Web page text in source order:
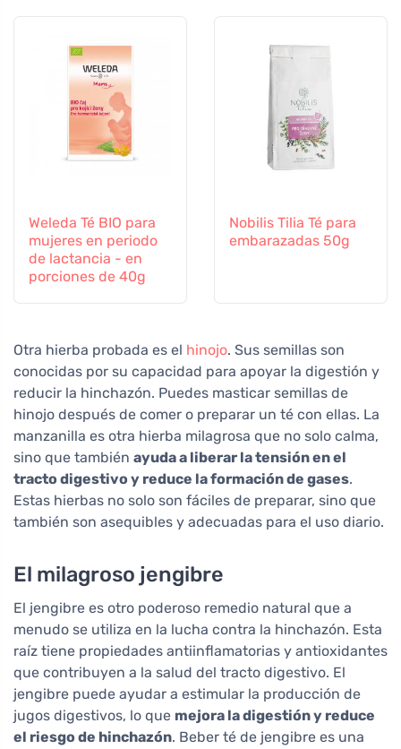
Weleda Té BIO para
mujeres en periodo
de lactancia - en
porciones de 40g
Nobilis Tilia Té para
embarazadas 50g
Otra hierba probada es el hinojo. Sus semillas son
conocidas por su capacidad para apoyar la digestión y
reducir la hinchazón. Puedes masticar semillas de
hinojo después de comer o preparar un té con ellas. La
manzanilla es otra hierba milagrosa que no solo calma,
sino que también ayuda a liberar la tensión en el
tracto digestivo y reduce la formación de gases.
Estas hierbas no solo son fáciles de preparar, sino que
también son asequibles y adecuadas para el uso diario.
El milagroso jengibre
El jengibre es otro poderoso remedio natural que a
menudo se utiliza en la lucha contra la hinchazón. Esta
raíz tiene propiedades antiinflamatorias y antioxidantes
que contribuyen a la salud del tracto digestivo. El
jengibre puede ayudar a estimular la producción de
jugos digestivos, lo que mejora la digestión y reduce
el riesgo de hinchazón. Beber té de jengibre es una